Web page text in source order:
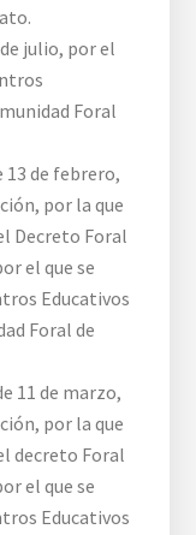
de julio, por el
Foral
13 de febrero,
por la que
Decreto Foral
el que se
Educativos
Foral de
11 de marzo,
por la que
decreto Foral
el que se
Educativos